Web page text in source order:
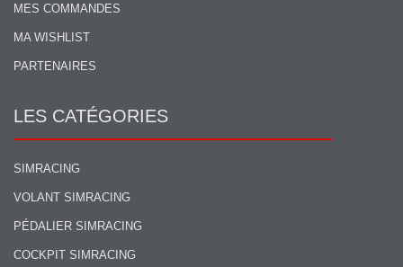
MES COMMANDES
MA WISHLIST
PARTENAIRES
LES CATÉGORIES
SIMRACING
VOLANT SIMRACING
PÉDALIER SIMRACING
COCKPIT SIMRACING